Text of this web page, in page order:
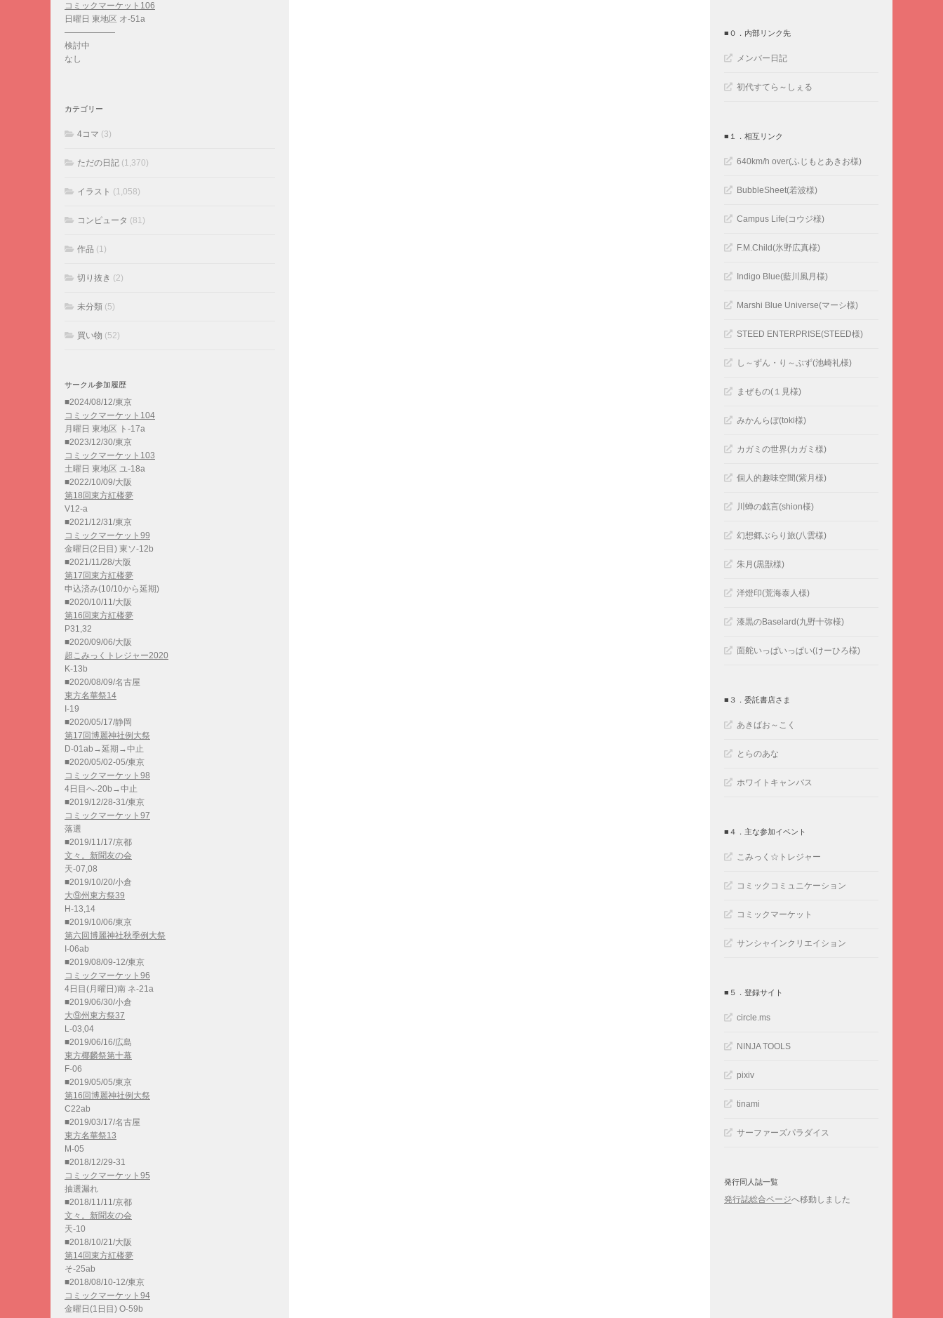
コミックマーケット106
日曜日 東地区 オ-51a
——————
検討中
なし
カテゴリー
4コマ (3)
ただの日記 (1,370)
イラスト (1,058)
コンピュータ (81)
作品 (1)
切り抜き (2)
未分類 (5)
買い物 (52)
サークル参加履歴
■2024/08/12/東京
コミックマーケット104
月曜日 東地区 ト-17a
■2023/12/30/東京
コミックマーケット103
土曜日 東地区 ユ-18a
■2022/10/09/大阪
第18回東方紅楼夢
V12-a
■2021/12/31/東京
コミックマーケット99
金曜日(2日目) 東ソ-12b
■2021/11/28/大阪
第17回東方紅楼夢
申込済み(10/10から延期)
■2020/10/11/大阪
第16回東方紅楼夢
P31,32
■2020/09/06/大阪
超こみっくトレジャー2020
K-13b
■2020/08/09/名古屋
東方名華祭14
I-19
■2020/05/17/静岡
第17回博麗神社例大祭
D-01ab→延期→中止
■2020/05/02-05/東京
コミックマーケット98
4日目へ-20b→中止
■2019/12/28-31/東京
コミックマーケット97
落選
■2019/11/17/京都
文々。新聞友の会
天-07,08
■2019/10/20/小倉
大⑨州東方祭39
H-13,14
■2019/10/06/東京
第六回博麗神社秋季例大祭
I-06ab
■2019/08/09-12/東京
コミックマーケット96
4日目(月曜日)南 ネ-21a
■2019/06/30/小倉
大⑨州東方祭37
L-03,04
■2019/06/16/広島
東方椰麟祭第十幕
F-06
■2019/05/05/東京
第16回博麗神社例大祭
C22ab
■2019/03/17/名古屋
東方名華祭13
M-05
■2018/12/29-31
コミックマーケット95
抽選漏れ
■2018/11/11/京都
文々。新聞友の会
天-10
■2018/10/21/大阪
第14回東方紅楼夢
そ-25ab
■2018/08/10-12/東京
コミックマーケット94
金曜日(1日目) O-59b
■０．内部リンク先
メンバー日記
初代すてら～しぇる
■１．相互リンク
640km/h over(ふじもとあきお様)
BubbleSheet(若波様)
Campus Life(コウジ様)
F.M.Child(氷野広真様)
Indigo Blue(藍川風月様)
Marshi Blue Universe(マーシ様)
STEED ENTERPRISE(STEED様)
し～ずん・り～ぶず(池崎礼様)
まぜもの(１見様)
みかんらぼ(toki様)
カガミの世界(カガミ様)
個人的趣味空間(紫月様)
川蝉の戯言(shion様)
幻想郷ぶらり旅(八雲様)
朱月(黒獣様)
洋燈印(荒海泰人様)
漆黒のBaselard(九野十弥様)
面舵いっぱいっぱい(けーひろ様)
■３．委託書店さま
あきばお～こく
とらのあな
ホワイトキャンバス
■４．主な参加イベント
こみっく☆トレジャー
コミックコミュニケーション
コミックマーケット
サンシャインクリエイション
■５．登録サイト
circle.ms
NINJA TOOLS
pixiv
tinami
サーファーズパラダイス
発行同人誌一覧
発行誌総合ページへ移動しました